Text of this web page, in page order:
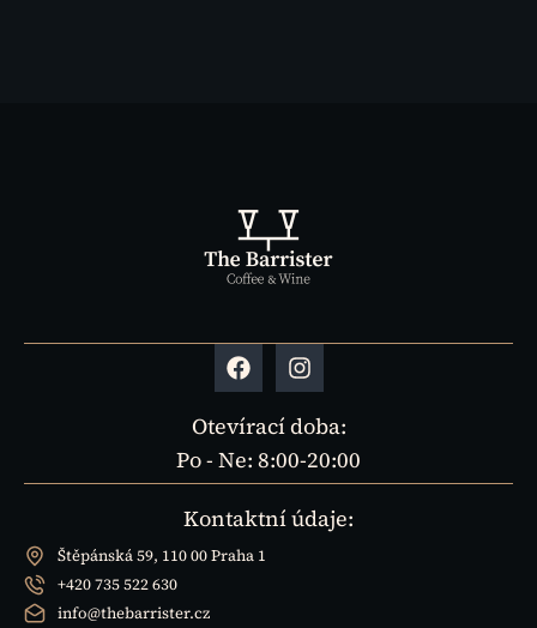
Kontaktní údaje:
Štěpánská 59, 110 00 Praha 1
+420 735 522 630
info@thebarrister.cz
Otevírací doba:
Po - Ne: 8:00-20:00